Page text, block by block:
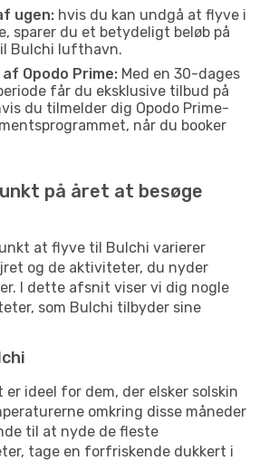
ugen: hvis du kan undgå at flyve i
sparer du et betydeligt beløb på
Bulchi lufthavn.
Opodo Prime: Med en 30-dages
får du eksklusive tilbud på
du tilmelder dig Opodo Prime-
når du booker
på året at besøge
at flyve til Bulchi varierer
og de aktiviteter, du nyder
I dette afsnit viser vi dig nogle
som Bulchi tilbyder sine
er ideel for dem, der elsker solskin
omkring disse måneder
til at nyde de fleste
tage en forfriskende dukkert i